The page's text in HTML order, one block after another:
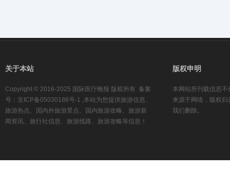
关于本站
Copyright © 2016-2025 国际医疗晚报 版权所有 备案
号：京ICP备05030186号-1 ,本站为您提供旅游信息、
旅游热点、国内外旅游景点、国内旅游攻略、旅游新
闻资讯、旅行社信息、旅游线路、旅游攻略等信息！
版权申明
本网站所刊载信息
来源于网络，版权
我们删除。